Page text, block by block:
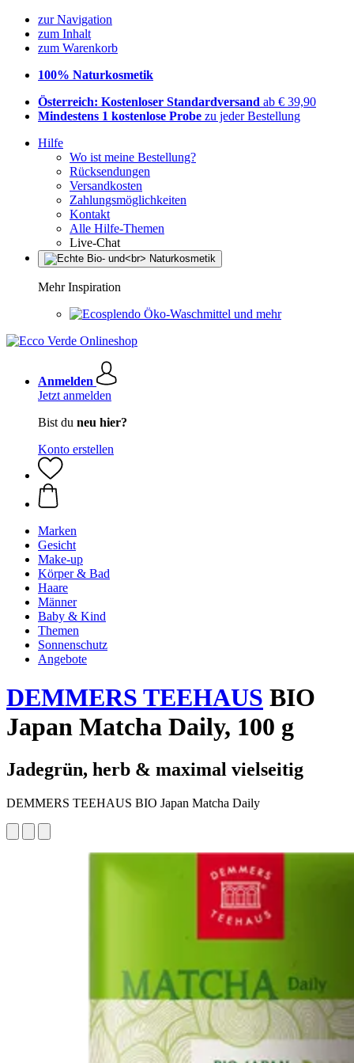
zur Navigation
zum Inhalt
zum Warenkorb
100% Naturkosmetik
Österreich: Kostenloser Standardversand ab € 39,90
Mindestens 1 kostenlose Probe zu jeder Bestellung
Hilfe
Wo ist meine Bestellung?
Rücksendungen
Versandkosten
Zahlungsmöglichkeiten
Kontakt
Alle Hilfe-Themen
Live-Chat
Mehr Inspiration
Öko-Waschmittel und mehr
Anmelden
Jetzt anmelden
Bist du neu hier?
Konto erstellen
Marken
Gesicht
Make-up
Körper & Bad
Haare
Männer
Baby & Kind
Themen
Sonnenschutz
Angebote
DEMMERS TEEHAUS BIO
Japan Matcha Daily, 100 g
Jadegrün, herb & maximal vielseitig
DEMMERS TEEHAUS BIO Japan Matcha Daily